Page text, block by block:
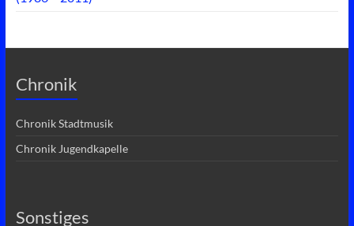
Chronik
Chronik Stadtmusik
Chronik Jugendkapelle
Sonstiges